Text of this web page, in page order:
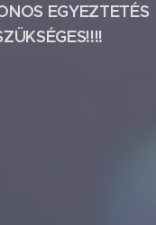
EGYEZTETÉS